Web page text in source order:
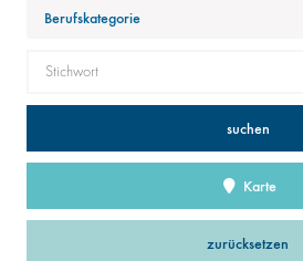
Berufskategorie
zurücksetzen
Karte
suchen